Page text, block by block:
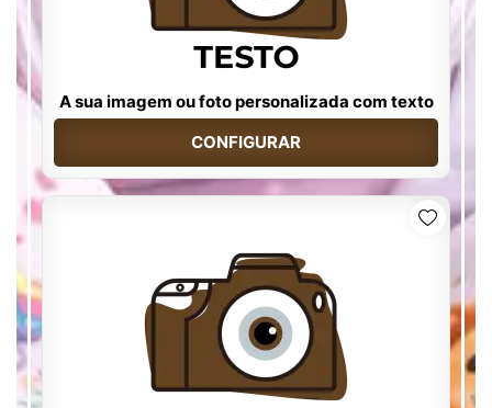
A sua imagem ou foto personalizada com texto
CONFIGURAR